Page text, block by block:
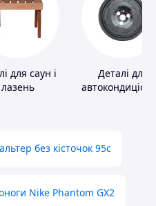
для саун і
лазень
Деталі для
без кісточок 95с
Nike Phantom GX2